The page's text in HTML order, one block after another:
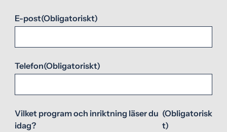
E-post(Obligatoriskt)
Telefon(Obligatoriskt)
Vilket program och inriktning läser du
idag?
(Obligatorisk
t)